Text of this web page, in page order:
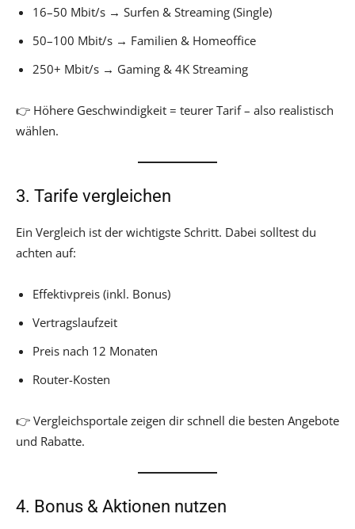
16–50 Mbit/s → Surfen & Streaming (Single)
50–100 Mbit/s → Familien & Homeoffice
250+ Mbit/s → Gaming & 4K Streaming
👉 Höhere Geschwindigkeit = teurer Tarif – also realistisch
wählen.
3. Tarife vergleichen
Ein Vergleich ist der wichtigste Schritt. Dabei solltest du
achten auf:
Effektivpreis (inkl. Bonus)
Vertragslaufzeit
Preis nach 12 Monaten
Router-Kosten
👉 Vergleichsportale zeigen dir schnell die besten Angebote
und Rabatte.
4. Bonus & Aktionen nutzen